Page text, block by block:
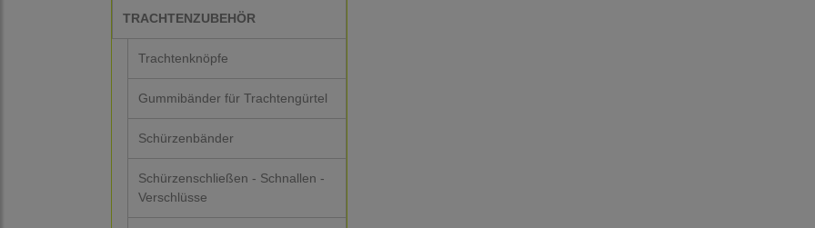
TRACHTENZUBEHÖR
Trachtenknöpfe
Gummibänder für Trachtengürtel
Schürzenbänder
Schürzenschließen - Schnallen -
Verschlüsse